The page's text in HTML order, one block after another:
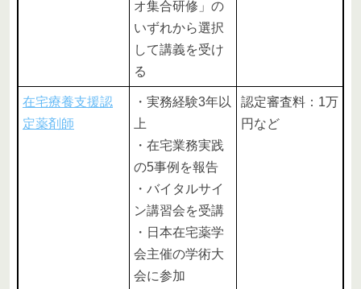
オ集合研修」の
いずれから選択
して講義を受け
る
在宅療養支援認
定薬剤師
・実務経験3年以
上
・在宅業務実践
の5事例を報告
・バイタルサイ
ン講習会を受講
・日本在宅薬学
会主催の学術大
会に参加
認定審査料：1万
円など